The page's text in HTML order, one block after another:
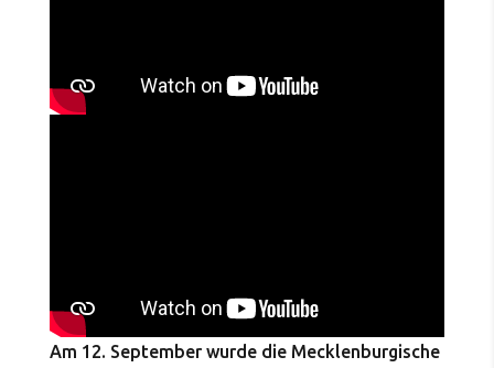
Am 12. September wurde die Mecklenburgische